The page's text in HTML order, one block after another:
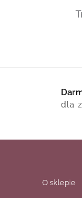
dla
O sklepie